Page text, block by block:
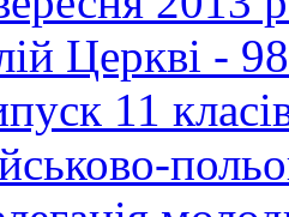
Церкві -
11